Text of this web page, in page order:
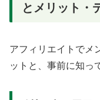
とメリット・
アフィリエイトでメ
ットと、事前に知っ